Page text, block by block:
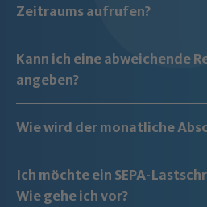
Zeitraums aufrufen?
Kann ich eine abweichende
angeben?
Wie wird der monatliche
Ich möchte ein SEPA-
Wie gehe ich vor?